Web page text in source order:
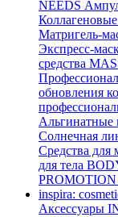
NEEDS
Матригель-
Экспресс-
средства
обновления
Альгинатные
Солнечная
Средства для
для тела
PROMOTION
inspira:
Аксессуары